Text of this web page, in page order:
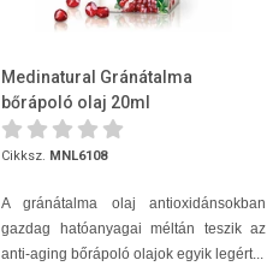
Medinatural Gránátalma
bőrápoló olaj 20ml
Cikksz. MNL6108
A gránátalma olaj antioxidánsokban
gazdag hatóanyagai méltán teszik az
anti-aging bőrápoló olajok egyik legért...